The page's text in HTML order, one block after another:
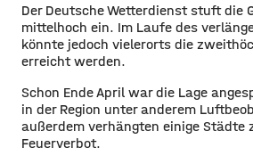
Der Deutsche Wetterdienst stuft die
mittelhoch ein. Im Laufe des
könnte jedoch vielerorts die
erreicht werden.
Schon Ende April war die Lage
in der Region unter anderem
außerdem verhängten einige Städte
Feuerverbot.